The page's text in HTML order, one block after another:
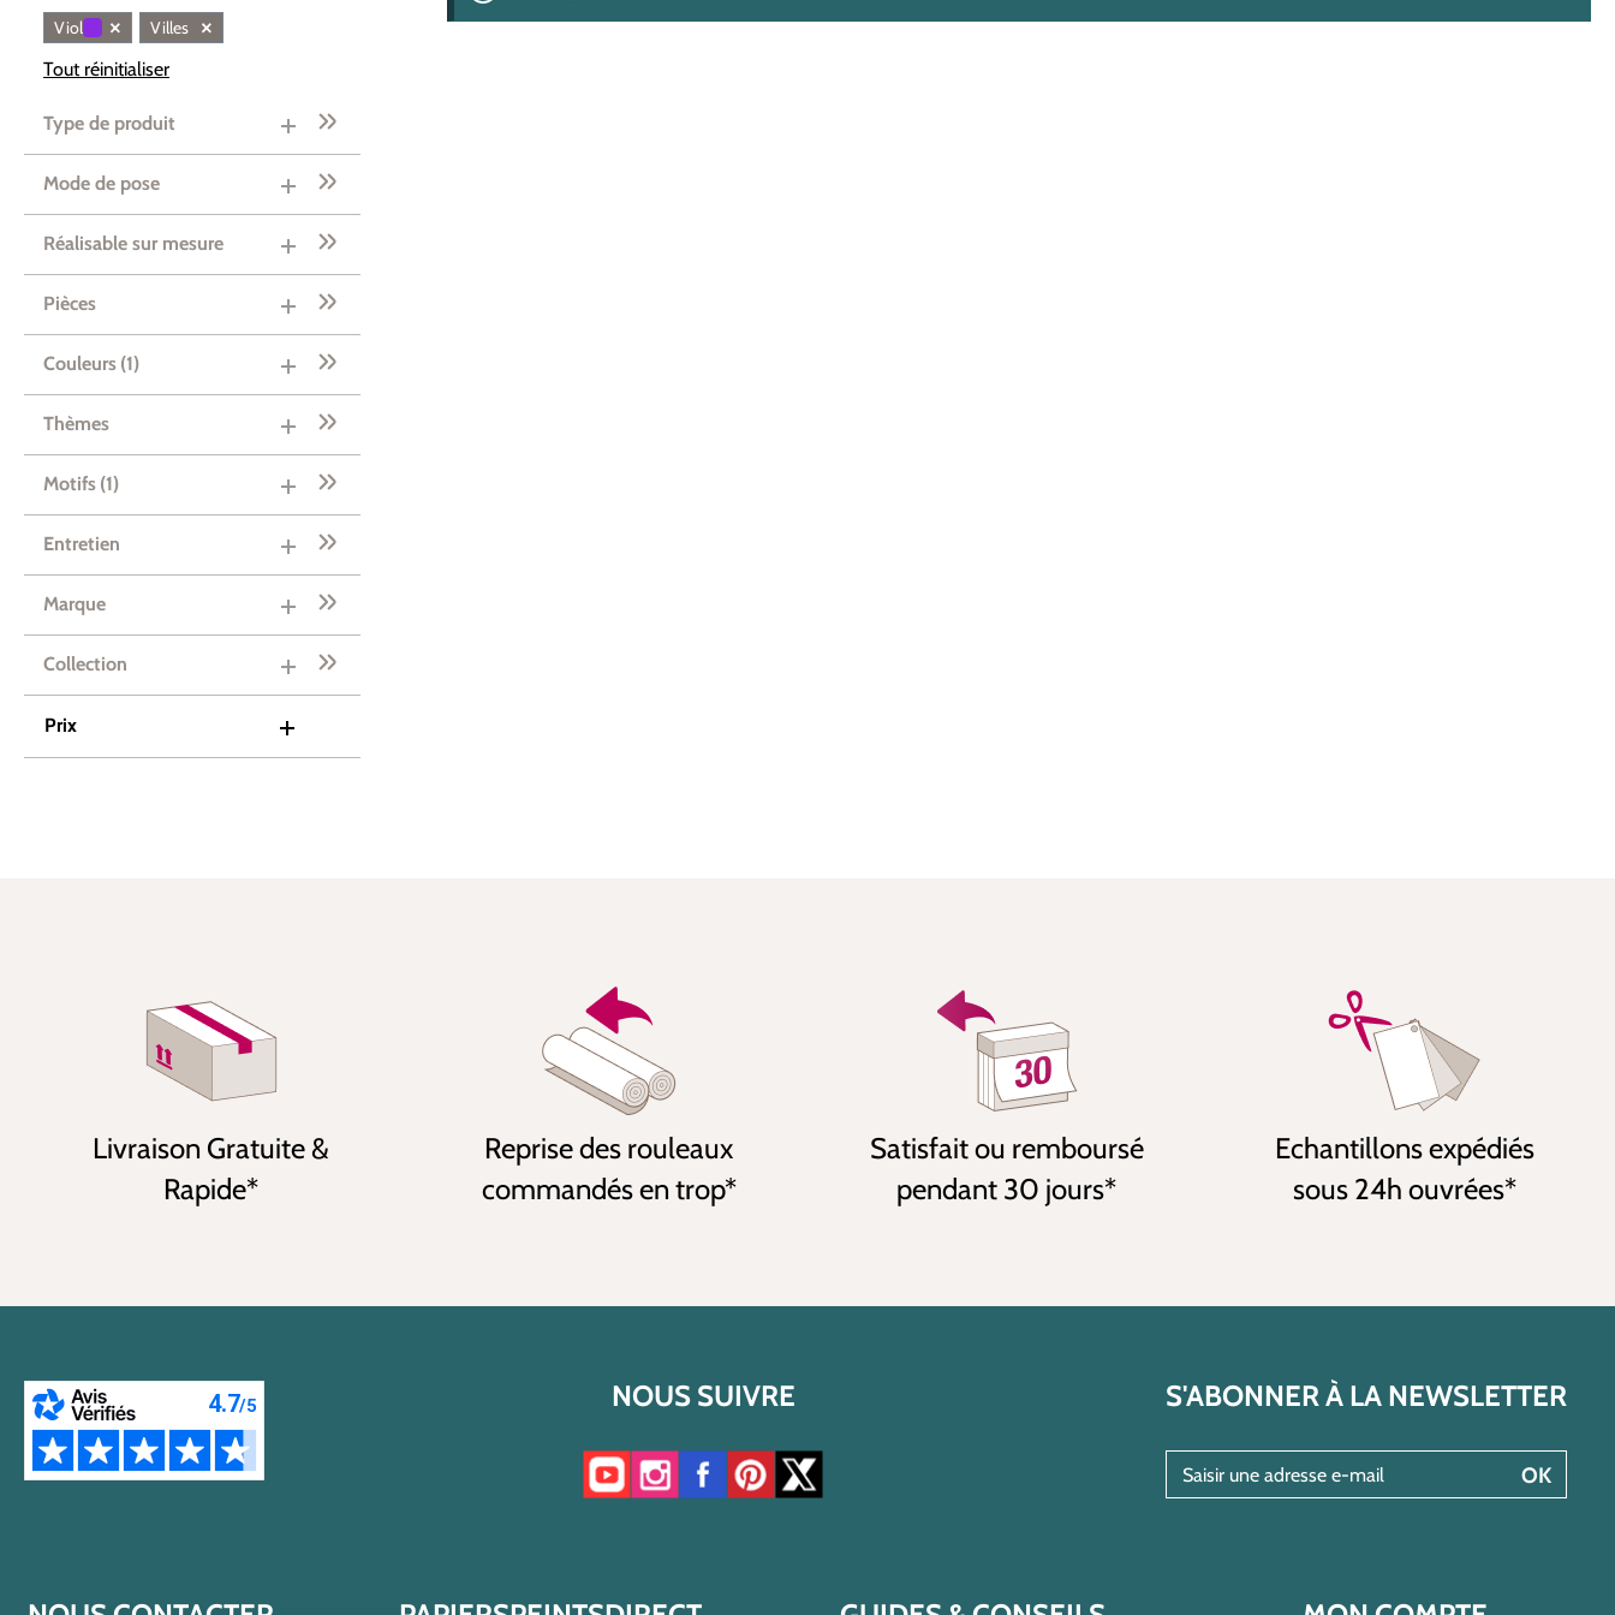
Violet × Villes ×
Tout réinitialiser
Type de produit
Mode de pose
Réalisable sur mesure
Pièces
Couleurs (1)
Thèmes
Motifs (1)
Entretien
Marque
Collection
Prix
Livraison Gratuite &
Rapide*
Reprise des rouleaux
commandés en trop*
Satisfait ou remboursé
pendant 30 jours*
Echantillons expédiés
sous 24h ouvrées*
NOUS SUIVRE
Accéder à notre chaîne YouTube
Accéder à notre compte Instagram
Accéder à notre page Facebook
Accéder à notre compte Pinterest
Accéder à notre compte Twitter/X
S'ABONNER À LA NEWSLETTER
OK